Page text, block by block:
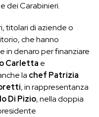
dei Carabinieri.
titolari di aziende o
che hanno
in denaro per finanziare
Carletta e
la chef Patrizia
, in rappresentanza
Di Pizio, nella doppia